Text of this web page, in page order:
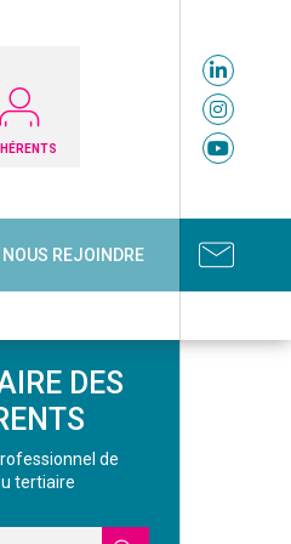
NOUS REJOINDRE
DES
de
tertiaire